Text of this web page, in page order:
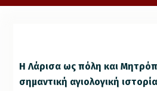
Η Λάρισα ως πόλη και
σημαντική αγιολογική